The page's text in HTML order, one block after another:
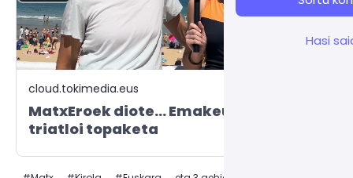
cloud.tokimedia.eus
MatxEroek diote… Emakeumeen
triatloi topaketa
Hasi